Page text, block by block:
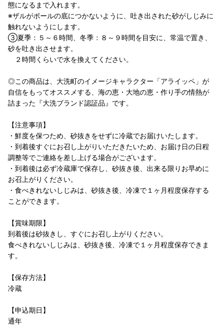
態になるまで入れます。
※ザルがボールの底につかないように、吐き出された砂がしじみに
触れないようにします。
③夏季：５～６時間、冬季：８～９時間を目安に、常温で置き、
砂を吐き出させます。
２時間くらいで水を換えてください。
◎この商品は、大洗町のイメージキャラクター「アライッペ」が
自信をもってオススメする、海の恵・大地の恵・作り手の情熱が
詰まった『大洗ブランド認証品』です。
【注意事項】
・鮮度を保つため、砂抜きをせずに冷蔵でお届けいたします。
・到着後すぐにお召し上がりいただきたいため、お届け日の日程
調整等でご連絡を差し上げる場合がございます。
・到着後は必ず冷蔵庫で保存し、砂抜き後、出来る限りお早めに
お召上がりください。
・食べきれないしじみは、砂抜き後、冷凍で１ヶ月程度保存する
ことができます。
【賞味期限】
到着後は砂抜きし、すぐにお召し上がりください。
食べきれないしじみは、砂抜き後、冷凍で１ヶ月程度保存できま
す。
【保存方法】
冷蔵
【申込期日】
通年